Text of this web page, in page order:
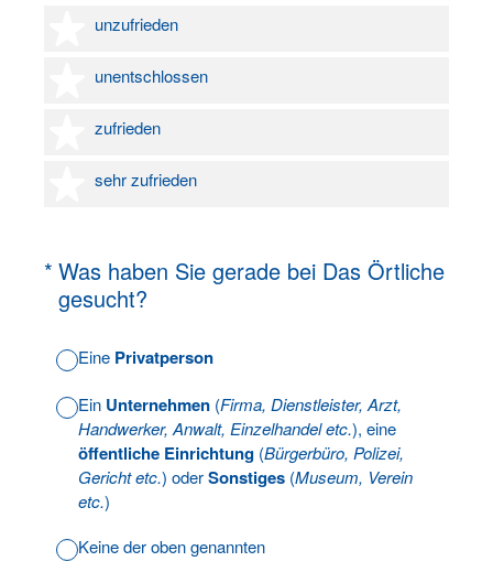
unzufrieden
2 Sterne
unentschlossen
3 Sterne
zufrieden
4 Sterne
sehr zufrieden
5 Sterne
* Was haben Sie gerade bei Das Örtliche
gesucht?
(Erforderlich.)
Eine Privatperson
Ein Unternehmen (Firma, Dienstleister, Arzt,
Handwerker, Anwalt, Einzelhandel etc.), eine
öffentliche Einrichtung (Bürgerbüro, Polizei,
Gericht etc.) oderSonstiges (Museum, Verein
etc.)
Keine der oben genannten